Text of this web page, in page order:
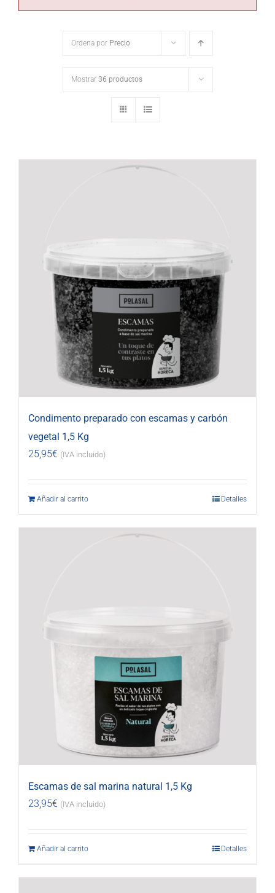
Ordena por Precio
Mostrar 36 productos
Condimento preparado con escamas y carbón
vegetal 1,5 Kg
25,95€ (IVA incluido)
Añadir al carrito Detalles
Escamas de sal marina natural 1,5 Kg
23,95€ (IVA incluido)
Añadir al carrito Detalles